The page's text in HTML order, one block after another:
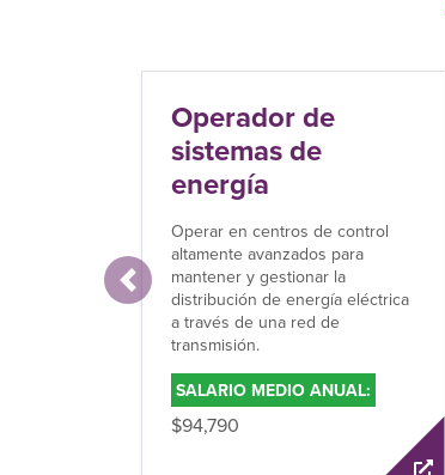
Ingeniero de
fiabilidad
Supervise la gestión de la
fiabilidad de las operaciones que
puedan afectar a un producto o
negocio. Probar los procesos
actuales y poner de relieve
cualquier fallo o problema.
SALARIO MEDIO ANUAL:
$93,511
Anterior